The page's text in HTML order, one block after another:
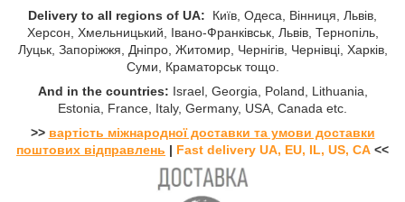
Delivery to all regions of UA:
Київ, Одеса, Вінниця, Львів,
Херсон, Хмельницький, Івано-Франківськ, Львів, Тернопіль,
Луцьк, Запоріжжя, Дніпро, Житомир, Чернігів, Чернівці, Харків,
Суми, Краматорськ тощо.
And in the countries: Israel, Georgia, Poland, Lithuania,
Estonia, France, Italy, Germany, USA, Canada etc.
>> вартість міжнародної доставки та умови доставки
поштових відправлень | Fast delivery UA, EU, IL, US, CA <<